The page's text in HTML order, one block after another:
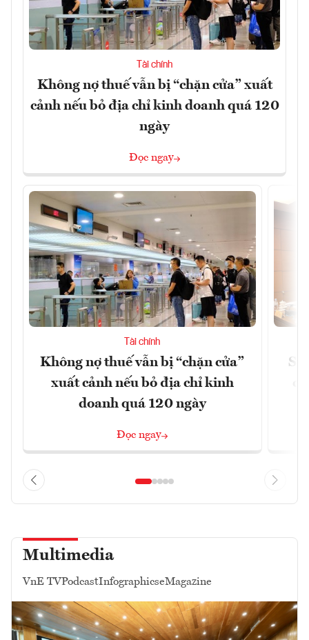
Tài chính
Không nợ thuế vẫn bị “chặn cửa” xuất
cảnh nếu bỏ địa chỉ kinh doanh quá 120
ngày
Đọc ngay
Tài chính
Không nợ thuế vẫn bị “chặn cửa”
xuất cảnh nếu bỏ địa chỉ kinh
doanh quá 120 ngày
Đọc ngay
Multimedia
VnE TVPodcastInfographicseMagazine